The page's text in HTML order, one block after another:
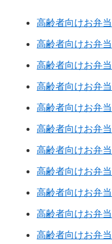
高齢者向けお弁
高齢者向けお弁
高齢者向けお弁
高齢者向けお弁
高齢者向けお弁
高齢者向けお弁
高齢者向けお弁
高齢者向けお弁
高齢者向けお弁
高齢者向けお弁
高齢者向けお弁